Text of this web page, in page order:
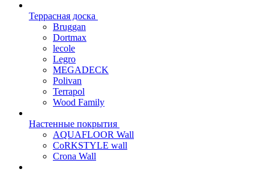
Террасная доска
Bruggan
Dortmax
lecole
Legro
MEGADECK
Polivan
Terrapol
Wood Family
Настенные покрытия
AQUAFLOOR Wall
CoRKSTYLE wall
Crona Wall